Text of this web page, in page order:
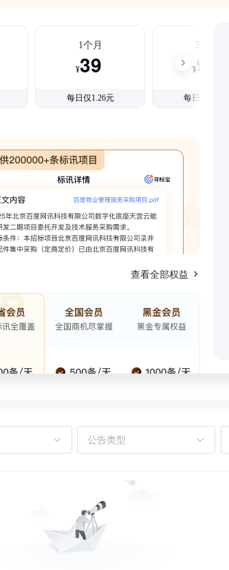
1个月
¥39
每日仅1.26元
3个月
¥99
每日仅1.08元
查看全部权益